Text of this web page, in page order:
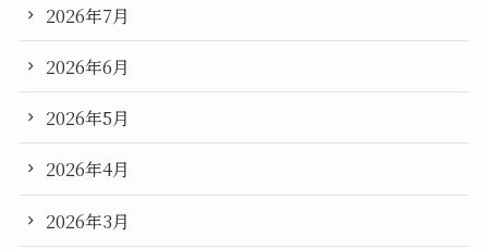
2026年7月
2026年6月
2026年5月
2026年4月
2026年3月